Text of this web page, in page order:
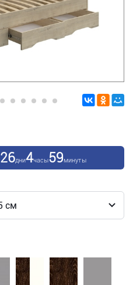
26дни4часы59минуты